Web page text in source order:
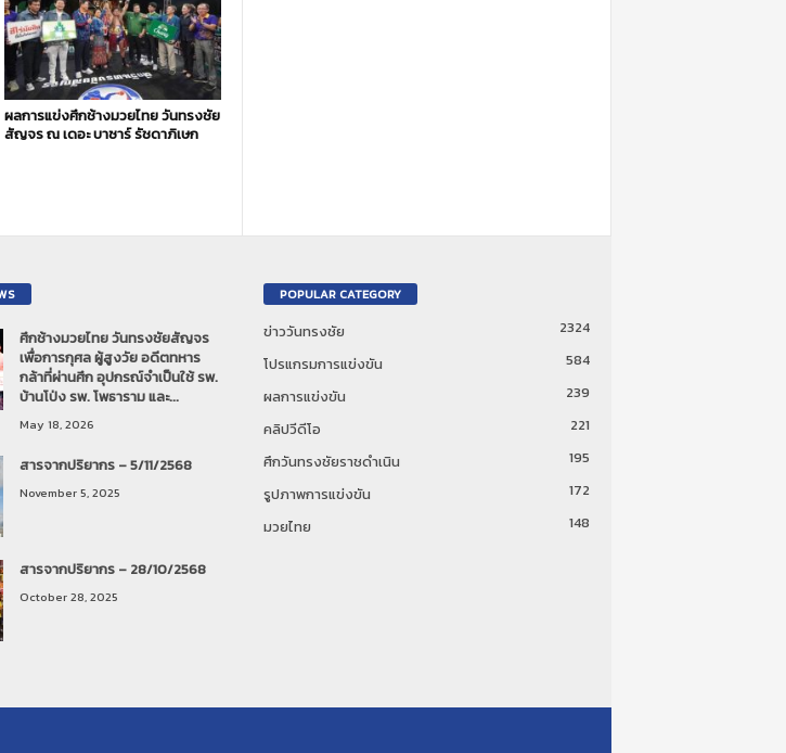
ผลการแข่งศึกช้างมวยไทย วันทรงชัย
สัญจร ณ เดอะ บาซาร์ รัชดาภิเษก
ศึกช้างมวยไทย วันทรงชัยสัญจร
เพื่อการกุศล ผู้สูงวัย อดีตทหาร
กล้าที่ผ่านศึก อุปกรณ์จำเป็นใช้ รพ.
บ้านโป่ง รพ. โพธาราม และ...
May 18, 2026
สารจากปริยากร – 5/11/2568
November 5, 2025
สารจากปริยากร – 28/10/2568
October 28, 2025
POPULAR CATEGORY
ข่าววันทรงชัย
2324
โปรแกรมการแข่งขัน
584
ผลการแข่งขัน
239
คลิปวีดีโอ
221
ศึกวันทรงชัยราชดำเนิน
195
รูปภาพการแข่งขัน
172
มวยไทย
148